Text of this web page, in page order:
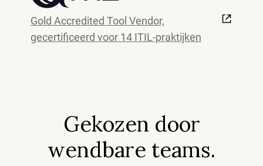
Gold Accredited Tool Vendor,
gecertificeerd voor 14 ITIL-praktijken
Gekozen door
wendbare teams.